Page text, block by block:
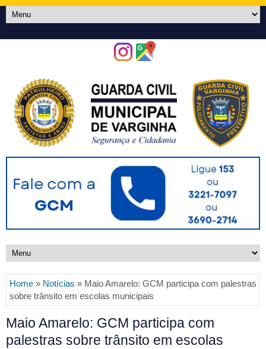
Home » Notícias » Maio Amarelo: GCM participa com palestras
sobre trânsito em escolas municipais
Maio Amarelo: GCM participa com
palestras sobre trânsito em escolas